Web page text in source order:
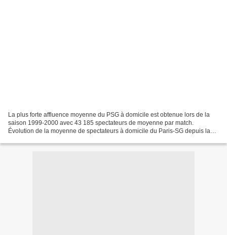
La plus forte affluence moyenne du PSG à domicile est obtenue lors de la
saison 1999-2000 avec 43 185 spectateurs de moyenne par match.
Évolution de la moyenne de spectateurs à domicile du Paris-SG depuis la